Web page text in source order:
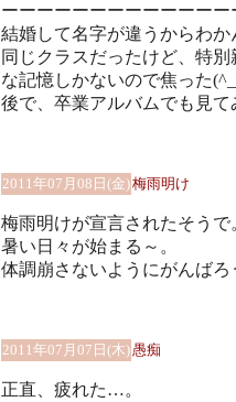
ーーーーーーーーーーーー
結婚して名字が違うからわ
同じクラスだったけど、特
な記憶しかないので焦った
後で、卒業アルバムでも見て
2011年07月08日(金)梅雨明け
梅雨明けが宣言されたそうで
暑い日々が始まる～。
体調崩さないようにがんばろ
2011年07月07日(木)愚痴
正直、疲れた…。